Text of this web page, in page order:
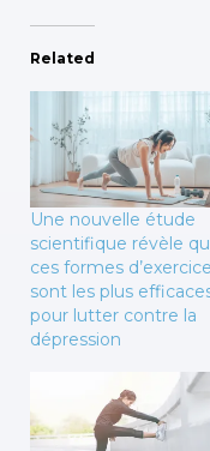
Related
Une nouvelle étude
scientifique révèle
ces formes d’exercice
sont les plus
pour lutter contre la
dépression